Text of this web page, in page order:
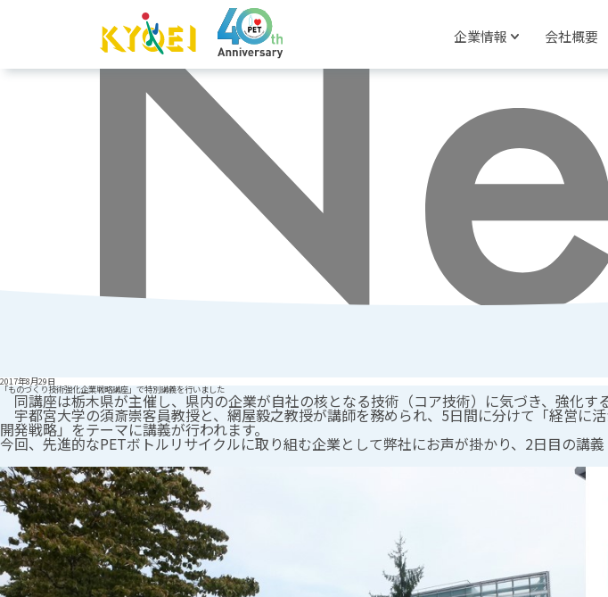
企業情報 会社概要
2017年8月29日
「ものづくり技術強化企業戦略講座」で特別講義を行いました
同講座は栃木県が主催し、県内の企業が自社の核となる技術（コア技術）に気づき、強化
宇都宮大学の須斎崇客員教授と、網屋毅之教授が講師を務められ、5日間に分けて「経営に
開発戦略」をテーマに講義が行われます。
今回、先進的なPETボトルリサイクルに取り組む企業として弊社にお声が掛かり、2日目の講